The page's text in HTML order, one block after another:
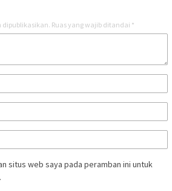
Ruas yang wajib ditandai *
situs web saya pada peramban ini untuk